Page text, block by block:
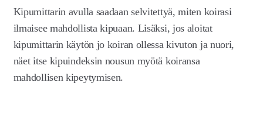
Kipumittarin avulla saadaan selvitettyä, miten koirasi
ilmaisee mahdollista kipuaan. Lisäksi, jos aloitat
kipumittarin käytön jo koiran ollessa kivuton ja nuori,
näet itse kipuindeksin nousun myötä koiransa
mahdollisen kipeytymisen.